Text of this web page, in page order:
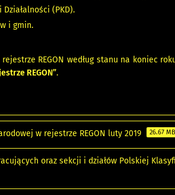
(PKD).
i gmin.
REGON według stanu na koniec
REGON”.
w rejestrze REGON luty 2019 26.67 MB
oraz sekcji i działów Polskiej